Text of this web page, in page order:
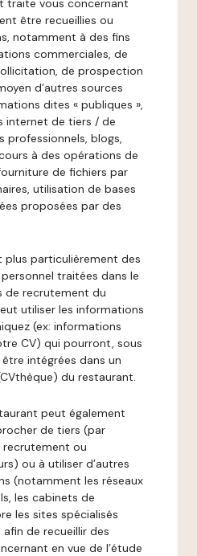
traite vous concernant
être recueillies ou
notamment à des fins
commerciales, de
de prospection
d’autres sources
dites « publiques »,
internet de tiers / de
professionnels, blogs,
à des opérations de
de fichiers par
utilisation de bases
proposées par des
plus particulièrement des
traitées dans le
de recrutement du
utiliser les informations
(ex: informations
CV) qui pourront, sous
intégrées dans un
du restaurant.
peut également
de tiers (par
recrutement ou
ou à utiliser d’autres
(notamment les réseaux
les cabinets de
les sites spécialisés
de recueillir des
en vue de l’étude